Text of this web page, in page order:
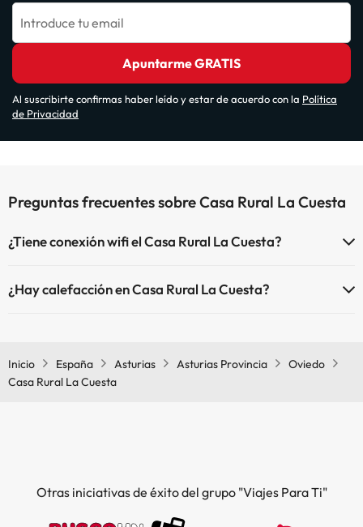
Introduce tu email
Apuntarme GRATIS
Al suscribirte confirmas haber leído y estar de acuerdo con la Política
de Privacidad
Preguntas frecuentes sobre Casa Rural La Cuesta
¿Tiene conexión wifi el Casa Rural La Cuesta?
¿Hay calefacción en Casa Rural La Cuesta?
Inicio España Asturias Asturias Provincia
Oviedo
Casa Rural La Cuesta
Otras iniciativas de éxito del grupo "Viajes Para Ti"